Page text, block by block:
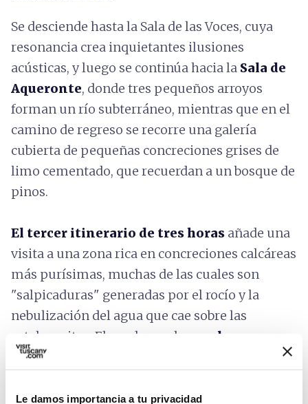
Le damos importancia a tu privacidad
Se desciende hasta la Sala de las Voces, cuya
resonancia crea inquietantes ilusiones
acústicas, y luego se continúa hacia la Sala de
Aqueronte, donde tres pequeños arroyos
forman un río subterráneo, mientras que en el
camino de regreso se recorre una galería
cubierta de pequeñas concreciones grises de
limo cementado, que recuerdan a un bosque de
pinos.
El tercer itinerario de tres horas añade una
visita a una zona rica en concreciones calcáreas
más purísimas, muchas de las cuales son
"salpicaduras" generadas por el rocío y la
nebulización del agua que cae sobre las
estalagmitas. El sendero sube
por las
escarpadas paredes de un imponente pozo
por una abundante cascada durante las